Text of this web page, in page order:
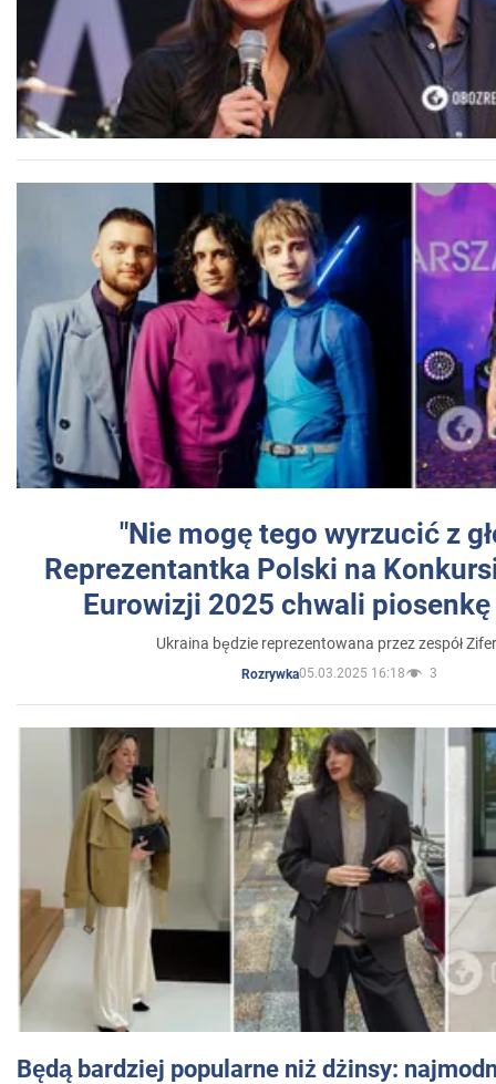
"Nie mogę tego wyrzucić z
Reprezentantka Polski na
Eurowizji 2025 chwali
Ukraina będzie reprezentowana przez zespół
Rozrywka05.03.2025 16:18 3
Będą bardziej popularne niż dżinsy: